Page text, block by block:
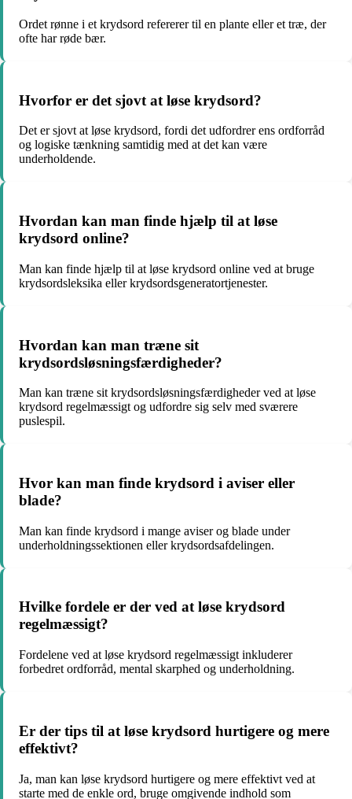
Ordet rønne i et krydsord refererer til en plante eller et træ, der
ofte har røde bær.
Hvorfor er det sjovt at løse krydsord?
Det er sjovt at løse krydsord, fordi det udfordrer ens ordforråd
og logiske tænkning samtidig med at det kan være
underholdende.
Hvordan kan man finde hjælp til at løse
krydsord online?
Man kan finde hjælp til at løse krydsord online ved at bruge
krydsordsleksika eller krydsordsgeneratortjenester.
Hvordan kan man træne sit
krydsordsløsningsfærdigheder?
Man kan træne sit krydsordsløsningsfærdigheder ved at løse
krydsord regelmæssigt og udfordre sig selv med sværere
puslespil.
Hvor kan man finde krydsord i aviser eller
blade?
Man kan finde krydsord i mange aviser og blade under
underholdningssektionen eller krydsordsafdelingen.
Hvilke fordele er der ved at løse krydsord
regelmæssigt?
Fordelene ved at løse krydsord regelmæssigt inkluderer
forbedret ordforråd, mental skarphed og underholdning.
Er der tips til at løse krydsord hurtigere og mere
effektivt?
Ja, man kan løse krydsord hurtigere og mere effektivt ved at
starte med de enkle ord, bruge omgivende indhold som